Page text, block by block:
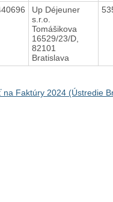
Up Déjeuner
s.r.o.
Tomášikova
16529/23/D,
82101
Bratislava
na Faktúry 2024 (Ústredie